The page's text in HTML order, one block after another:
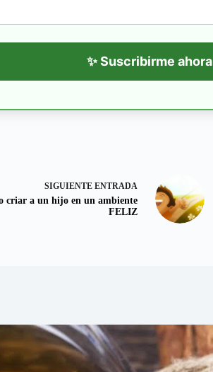
✨ Suscribirme ahora
SIGUIENTE ENTRADA
criar a un hijo en un ambiente
FELIZ